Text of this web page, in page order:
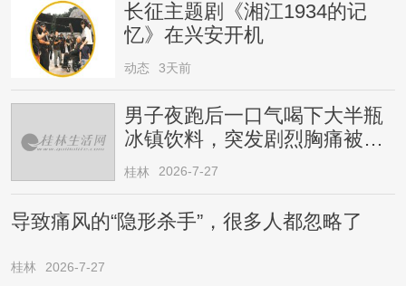
长征主题剧《湘江1934的记
忆》在兴安开机
动态 3天前
男子夜跑后一口气喝下大半瓶
冰镇饮料，突发剧烈胸痛被送
医！医生提醒→
桂林 2026-7-27
导致痛风的“隐形杀手”，很多人都忽略了
桂林 2026-7-27